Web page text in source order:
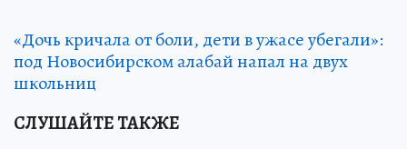
«Дочь кричала от боли, дети в ужасе убегали»:
под Новосибирском алабай напал на двух
школьниц
СЛУШАЙТЕ ТАКЖЕ